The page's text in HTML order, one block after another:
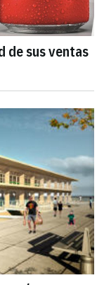
de sus ventas